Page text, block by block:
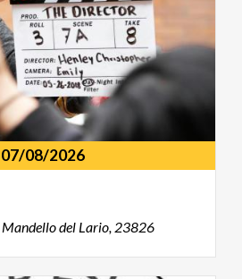
07/08/2026
Mandellodel Lario, 23826